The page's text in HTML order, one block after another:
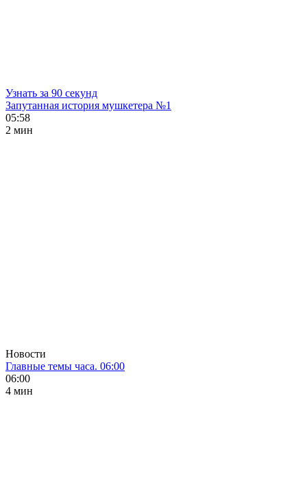
Узнать за 90 секунд
Запутанная история мушкетера №1
05:58
2 мин
Новости
Главные темы часа. 06:00
06:00
4 мин